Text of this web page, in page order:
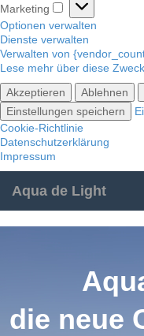
Marketing
Marketing
Optionen verwalten
Dienste verwalten
Verwalten von
Lese mehr über diese
Akzeptieren
Ablehnen
Einstellungen speichern
Cookie-Richtlinie
Datenschutzerklärung
Impressum
Aqua de Light
die neue